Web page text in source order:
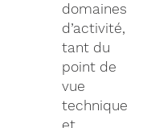
domaines
d’activité,
tant du
point de
vue
technique